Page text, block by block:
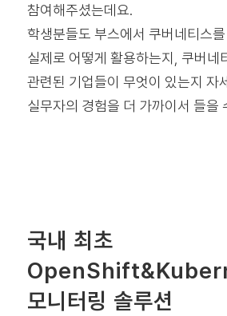
참여해주셨는데요.
학생분들도 부스에서 쿠버네티스
실제로 어떻게 활용하는지, 쿠버네
관련된 기업들이 무엇이 있는지 자
실무자의 경험을 더 가까이서 들을
국내 최초
모니터링 솔루션